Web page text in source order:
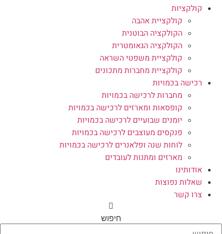
קולקציות
קולקציית אהבה
הקולקציה הבוטנית
הקולקציה הגאומטרית
קולקציית משפטי השראה
קולקציית מחברות מתכונים
רכישה בכמויות
מחברות לרכישה בכמויות
קופסאות ומארזים לרכישה בכמויות
יומנים שבועיים לרכישה בכמויות
פנקסים מעוצבים לרכישה בכמויות
לוחות שנה ופלאנרים לרכישה בכמויות
מארזים ומתנות לעובדים
אודותינו
שאלות נפוצות
צרו קשר
חיפוש